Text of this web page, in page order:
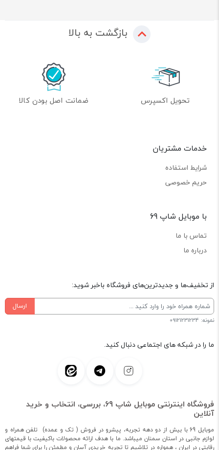
بازگشت به بالا
تحویل اکسپرس ضمانت اصل بودن کالا
خدمات مشتریان
شرایط استفاده
حریم خصوصی
با موبایل شاپ 69
تماس با ما
درباره ما
از تخفیف‌ها و جدیدترین‌های فروشگاه باخبر شوید:
ارسال
نمونه: 09121231234
ما را در شبکه های اجتماعی دنبال کنید.
فروشگاه اینترنتی موبایل شاپ 69، بررسی، انتخاب و خرید
آنلاین
موبایل 69 با بیش از دو دهه تجربه، پیشرو در فروش ( تک و عمده) تلفن همراه و
لوازم جانبی در استان سمنان میباشد. ما با هدف ارائه محصولات باکیفیت با قیمتهای
رقابتی در ایران ، همواره در تلاشیم تا تجربه خریدی آسان و مطمئن را برای شما فراهم